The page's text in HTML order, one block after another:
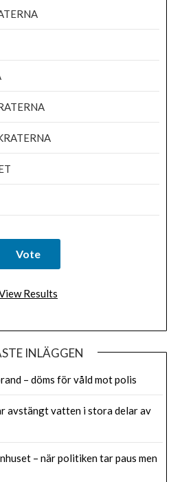
Results
INLÄGGEN
– döms för våld mot polis
avstängt vatten i stora delar av
– när politiken tar paus men